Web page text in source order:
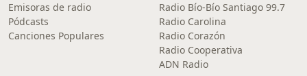
Emisoras de radio
Pódcasts
Canciones Populares
Radio Bío-Bío Santiago 99.7
Radio Carolina
Radio Corazón
Radio Cooperativa
ADN Radio